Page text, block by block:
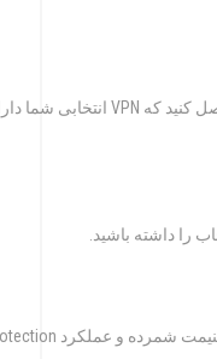
را داشته باشید.